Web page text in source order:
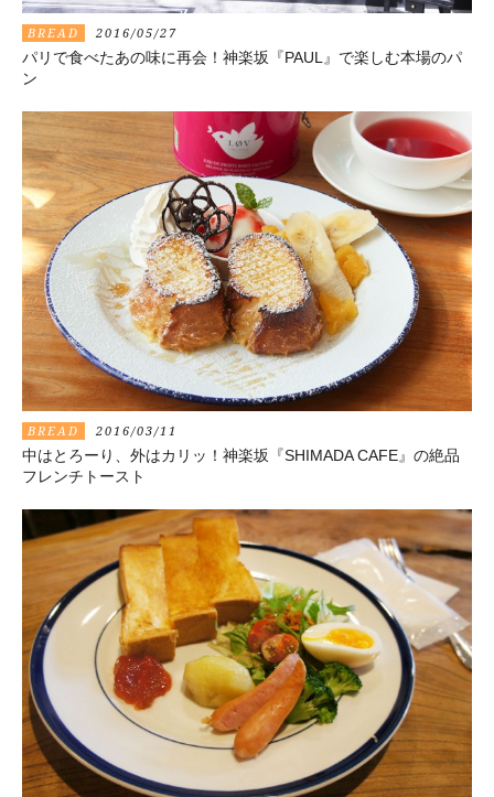
BREAD 2016/05/27
パリで食べたあの味に再会！神楽坂『PAUL』で楽しむ本場のパ
ン
BREAD 2016/03/11
中はとろーり、外はカリッ！神楽坂『SHIMADA CAFE』の絶品
フレンチトースト